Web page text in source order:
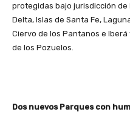
protegidas bajo jurisdicción
Delta, Islas de Santa Fe,
Ciervo de los Pantanos e
de los Pozuelos.
Dos nuevos Parques con